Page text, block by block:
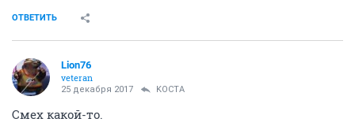
ОТВЕТИТЬ
Lion76
veteran
25 декабря 2017 KOCTA
Смех какой-то.